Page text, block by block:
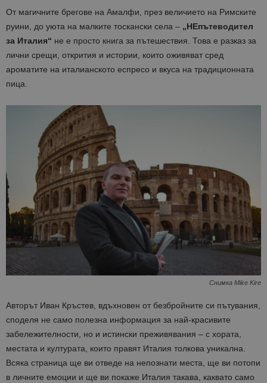
От магичните брегове на Амалфи, през величието на Римските
руини, до уюта на малките тоскански села – „НЕпътеводител
за Италия“ не е просто книга за пътешествия. Това е разказ за
лични срещи, открития и истории, които оживяват сред
ароматите на италианското еспресо и вкуса на традиционната
пица.
Снимка Mike Kire
Авторът Иван Кръстев, вдъхновен от безбройните си пътувания,
споделя не само полезна информация за най-красивите
забележителности, но и истински преживявания – с хората,
местата и културата, които правят Италия толкова уникална.
Всяка страница ще ви отведе на непознати места, ще ви потопи
в личните емоции и ще ви покаже Италия такава, каквато само